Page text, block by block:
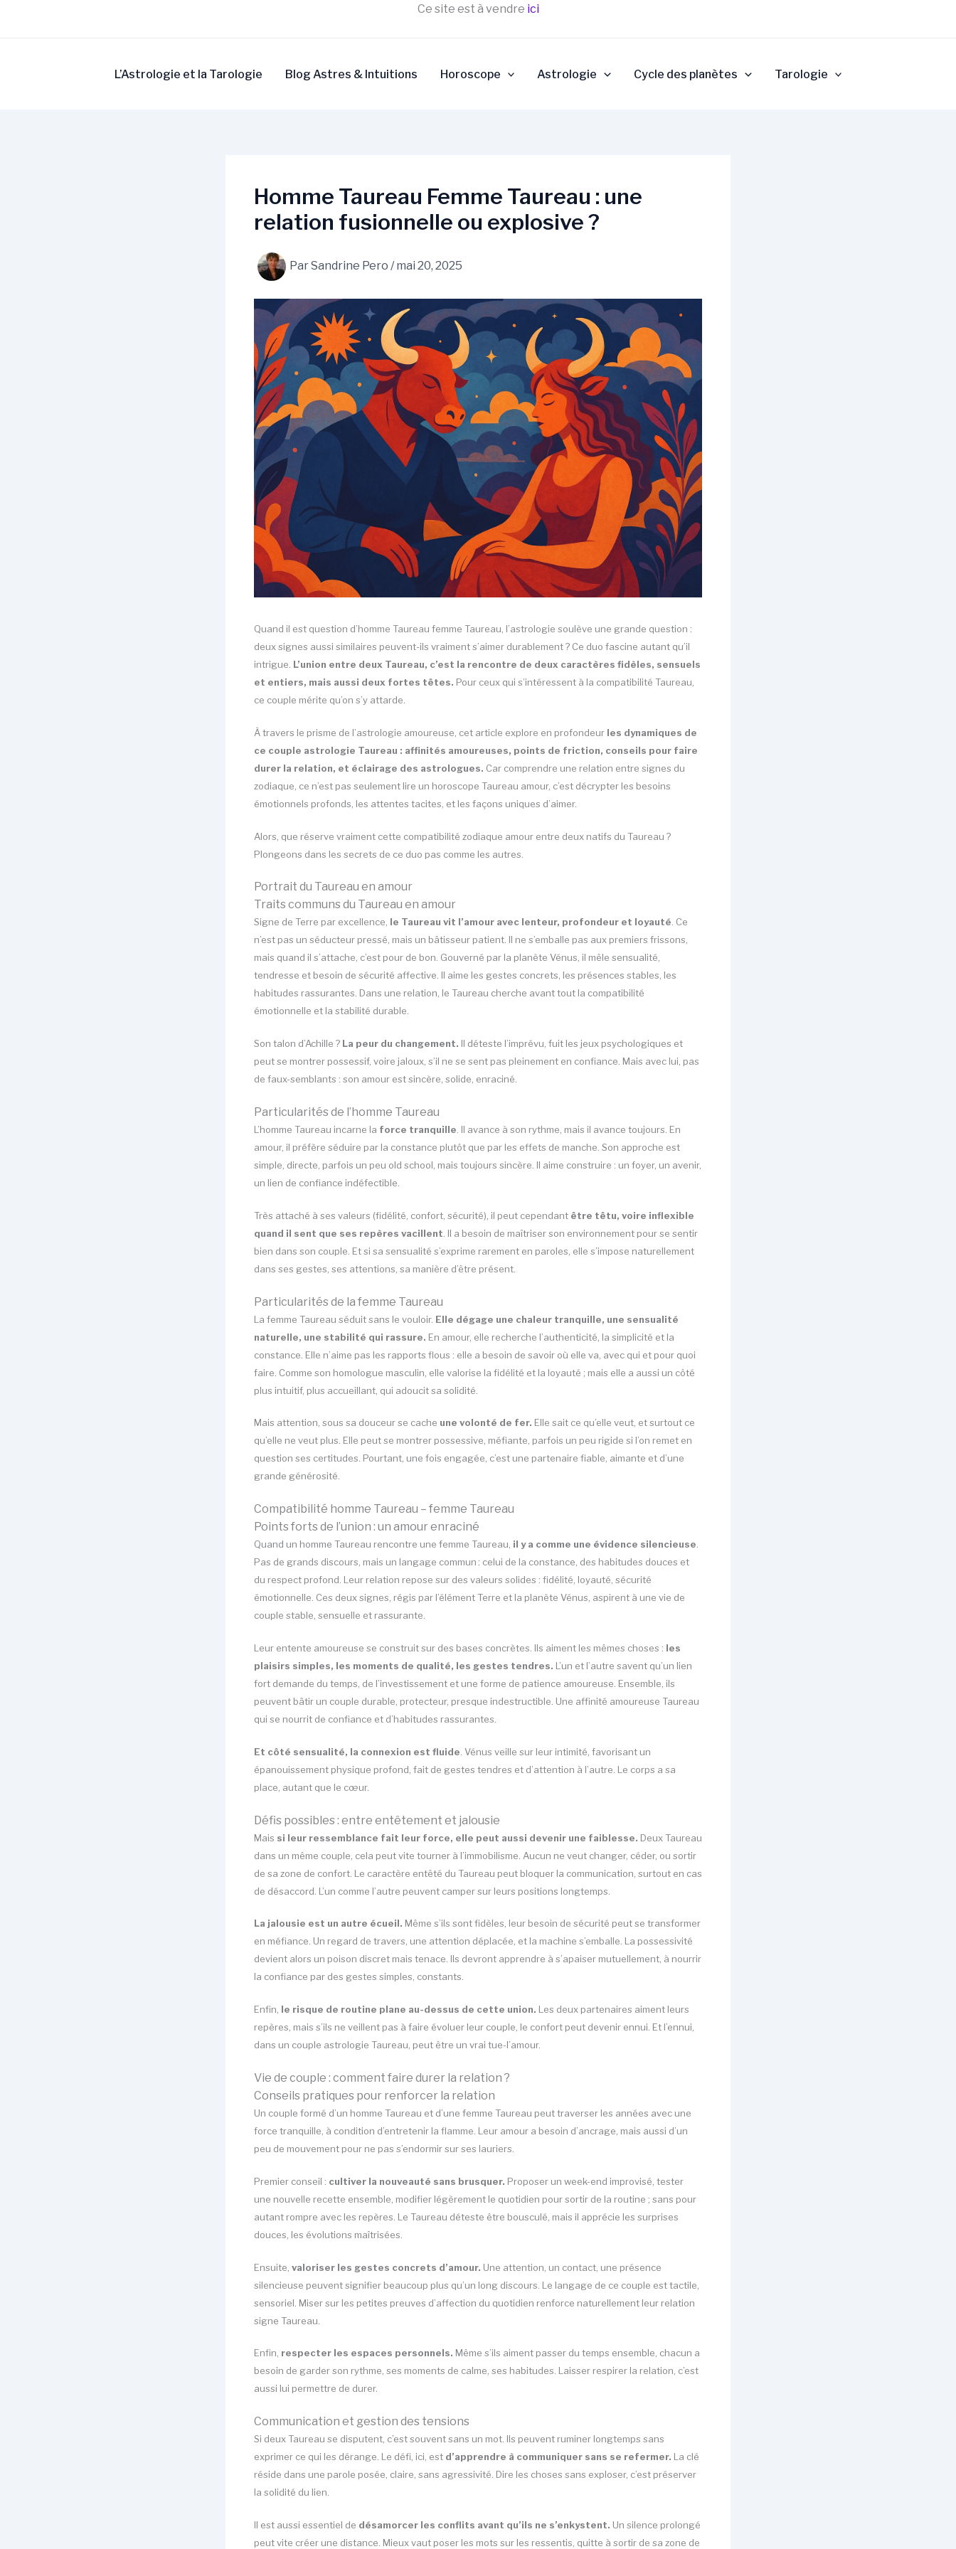
Ce site est à vendre ici
L’Astrologie et la Tarologie Blog Astres & Intuitions Horoscope Astrologie Cycle des planètes Tarologie
Homme Taureau Femme Taureau : une
relation fusionnelle ou explosive ?
ParSandrine Pero /mai 20, 2025
Quand il est question d’homme Taureau femme Taureau, l’astrologie soulève une grande question :
deux signes aussi similaires peuvent-ils vraiment s’aimer durablement ? Ce duo fascine autant qu’il
intrigue. L’union entre deux Taureau, c’est la rencontre de deux caractères fidèles, sensuels
et entiers, mais aussi deux fortes têtes. Pour ceux qui s’intéressent à la compatibilité Taureau,
ce couple mérite qu’on s’y attarde.
À travers le prisme de l’astrologie amoureuse, cet article explore en profondeur les dynamiques de
ce couple astrologie Taureau : affinités amoureuses, points de friction, conseils pour faire
durer la relation, et éclairage des astrologues. Car comprendre une relation entre signes du
zodiaque, ce n’est pas seulement lire un horoscope Taureau amour, c’est décrypter les besoins
émotionnels profonds, les attentes tacites, et les façons uniques d’aimer.
Alors, que réserve vraiment cette compatibilité zodiaque amour entre deux natifs du Taureau ?
Plongeons dans les secrets de ce duo pas comme les autres.
Portrait du Taureau en amour
Traits communs du Taureau en amour
Signe de Terre par excellence, le Taureau vit l’amour avec lenteur, profondeur et loyauté. Ce
n’est pas un séducteur pressé, mais un bâtisseur patient. Il ne s’emballe pas aux premiers frissons,
mais quand il s’attache, c’est pour de bon. Gouverné par la planète Vénus, il mêle sensualité,
tendresse et besoin de sécurité affective. Il aime les gestes concrets, les présences stables, les
habitudes rassurantes. Dans une relation, le Taureau cherche avant tout la compatibilité
émotionnelle et la stabilité durable.
Son talon d’Achille ? La peur du changement. Il déteste l’imprévu, fuit les jeux psychologiques et
peut se montrer possessif, voire jaloux, s’il ne se sent pas pleinement en confiance. Mais avec lui, pas
de faux-semblants : son amour est sincère, solide, enraciné.
Particularités de l’homme Taureau
L’homme Taureau incarne la force tranquille . Il avance à son rythme, mais il avance toujours. En
amour, il préfère séduire par la constance plutôt que par les effets de manche. Son approche est
simple, directe, parfois un peu old school, mais toujours sincère. Il aime construire : un foyer, un avenir,
un lien de confiance indéfectible.
Très attaché à ses valeurs (fidélité, confort, sécurité), il peut cependant être têtu, voire inflexible
quand il sent que ses repères vacillent . Il a besoin de maîtriser son environnement pour se sentir
bien dans son couple. Et si sa sensualité s’exprime rarement en paroles, elle s’impose naturellement
dans ses gestes, ses attentions, sa manière d’être présent.
Particularités de la femme Taureau
La femme Taureau séduit sans le vouloir. Elle dégage une chaleur tranquille, une sensualité
naturelle, une stabilité qui rassure. En amour, elle recherche l’authenticité, la simplicité et la
constance. Elle n’aime pas les rapports flous : elle a besoin de savoir où elle va, avec qui et pour quoi
faire. Comme son homologue masculin, elle valorise la fidélité et la loyauté ; mais elle a aussi un côté
plus intuitif, plus accueillant, qui adoucit sa solidité.
Mais attention, sous sa douceur se cache une volonté de fer. Elle sait ce qu’elle veut, et surtout ce
qu’elle ne veut plus. Elle peut se montrer possessive, méfiante, parfois un peu rigide si l’on remet en
question ses certitudes. Pourtant, une fois engagée, c’est une partenaire fiable, aimante et d’une
grande générosité.
Compatibilité homme Taureau – femme Taureau
Points forts de l’union : un amour enraciné
Quand un homme Taureau rencontre une femme Taureau, il y a comme une évidence silencieuse
Pas de grands discours, mais un langage commun : celui de la constance, des habitudes douces et
du respect profond. Leur relation repose sur des valeurs solides : fidélité, loyauté, sécurité
émotionnelle. Ces deux signes, régis par l’élément Terre et la planète Vénus, aspirent à une vie de
couple stable, sensuelle et rassurante.
Leur entente amoureuse se construit sur des bases concrètes. Ils aiment les mêmes choses : les
plaisirs simples, les moments de qualité, les gestes tendres. L’un et l’autre savent qu’un lien
fort demande du temps, de l’investissement et une forme de patience amoureuse. Ensemble, ils
peuvent bâtir un couple durable, protecteur, presque indestructible. Une affinité amoureuse Taureau
qui se nourrit de confiance et d’habitudes rassurantes.
Et côté sensualité, la connexion est fluide . Vénus veille sur leur intimité, favorisant un
épanouissement physique profond, fait de gestes tendres et d’attention à l’autre. Le corps a sa
place, autant que le cœur.
Défis possibles : entre entêtement et jalousie
Mais si leur ressemblance fait leur force, elle peut aussi devenir une faiblesse. Deux Taureau
dans un même couple, cela peut vite tourner à l’immobilisme. Aucun ne veut changer, céder, ou sortir
de sa zone de confort. Le caractère entêté du Taureau peut bloquer la communication, surtout en cas
de désaccord. L’un comme l’autre peuvent camper sur leurs positions longtemps.
La jalousie est un autre écueil. Même s’ils sont fidèles, leur besoin de sécurité peut se transformer
en méfiance. Un regard de travers, une attention déplacée, et la machine s’emballe. La possessivité
devient alors un poison discret mais tenace. Ils devront apprendre à s’apaiser mutuellement, à nourrir
la confiance par des gestes simples, constants.
Enfin, le risque de routine plane au-dessus de cette union. Les deux partenaires aiment leurs
repères, mais s’ils ne veillent pas à faire évoluer leur couple, le confort peut devenir ennui. Et l’ennui,
dans un couple astrologie Taureau, peut être un vrai tue-l’amour.
Vie de couple : comment faire durer la relation ?
Conseils pratiques pour renforcer la relation
Un couple formé d’un homme Taureau et d’une femme Taureau peut traverser les années avec une
force tranquille, à condition d’entretenir la flamme. Leur amour a besoin d’ancrage, mais aussi d’un
peu de mouvement pour ne pas s’endormir sur ses lauriers.
Premier conseil : cultiver la nouveauté sans brusquer. Proposer un week-end improvisé, tester
une nouvelle recette ensemble, modifier légèrement le quotidien pour sortir de la routine ; sans pour
autant rompre avec les repères. Le Taureau déteste être bousculé, mais il apprécie les surprises
douces, les évolutions maîtrisées.
Ensuite, valoriser les gestes concrets d’amour. Une attention, un contact, une présence
silencieuse peuvent signifier beaucoup plus qu’un long discours. Le langage de ce couple est tactile,
sensoriel. Miser sur les petites preuves d’affection du quotidien renforce naturellement leur relation
signe Taureau.
Enfin, respecter les espaces personnels. Même s’ils aiment passer du temps ensemble, chacun a
besoin de garder son rythme, ses moments de calme, ses habitudes. Laisser respirer la relation, c’est
aussi lui permettre de durer.
Communication et gestion des tensions
Si deux Taureau se disputent, c’est souvent sans un mot. Ils peuvent ruminer longtemps sans
exprimer ce qui les dérange. Le défi, ici, est d’apprendre à communiquer sans se refermer. La clé
réside dans une parole posée, claire, sans agressivité. Dire les choses sans exploser, c’est préserver
la solidité du lien.
Il est aussi essentiel de désamorcer les conflits avant qu’ils ne s’enkystent. Un silence prolongé
peut vite créer une distance. Mieux vaut poser les mots sur les ressentis, quitte à sortir de sa zone de